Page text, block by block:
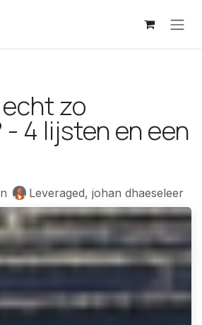
zo
4 lijsten en een
Leveraged, johan dhaeseleer